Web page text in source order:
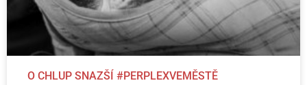
O CHLUP SNAZŠÍ #PERPLEXVEMĚSTĚ